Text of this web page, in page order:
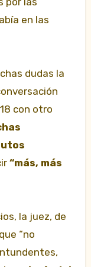
en las
dudas la
con otro
“más, más
la juez, de
“no